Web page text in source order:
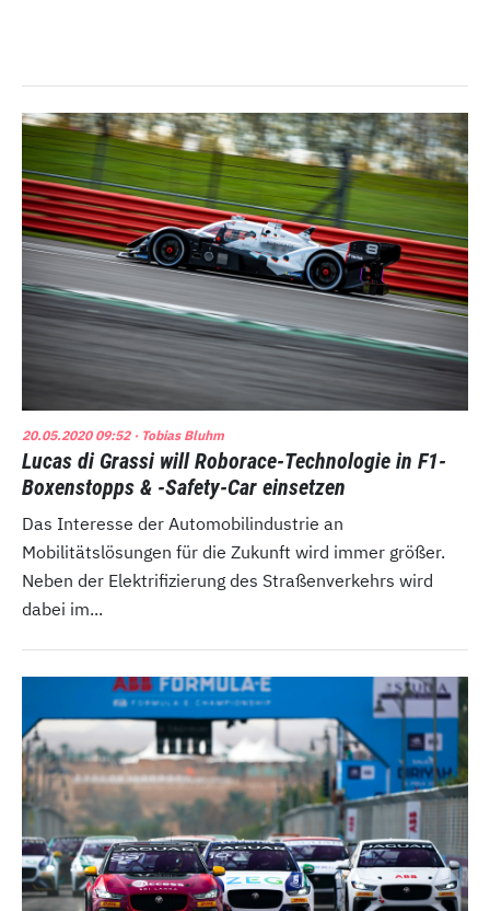
20.05.2020 09:52· Tobias Bluhm
Lucas di Grassi will Roborace-Technologie in F1-
Boxenstopps & -Safety-Car einsetzen
Das Interesse der Automobilindustrie an
Mobilitätslösungen für die Zukunft wird immer größer.
Neben der Elektrifizierung des Straßenverkehrs wird
dabei im...